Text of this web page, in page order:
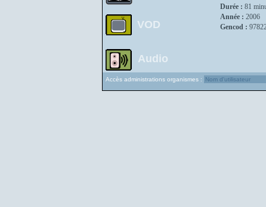
VOD
Audio
Durée : 81
Année : 2006
Gencod :
Accès administrations organismes :